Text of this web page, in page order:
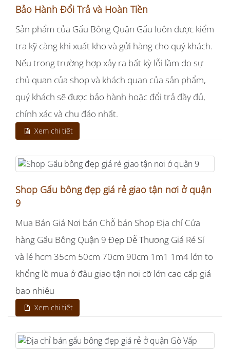
Bảo Hành Đổi Trả và Hoàn Tiền
Sản phẩm của Gấu Bông Quận Gấu luôn được kiểm
tra kỹ càng khi xuất kho và gửi hàng cho quý khách.
Nếu trong trường hợp xảy ra bất kỳ lỗi lầm do sự
chủ quan của shop và khách quan của sản phẩm,
quý khách sẽ được bảo hành hoặc đổi trả đầy đủ,
chính xác và chu đáo nhất.
Xem chi tiết
Shop Gấu bông đẹp giá rẻ giao tận nơi ở quận
9
Mua Bán Giá Nơi bán Chỗ bán Shop Địa chỉ Cửa
hàng Gấu Bông Quận 9 Đẹp Dễ Thương Giá Rẻ Sỉ
và lẻ hcm 35cm 50cm 70cm 90cm 1m1 1m4 lớn to
khổng lồ mua ở đâu giao tận nơi cỡ lớn cao cấp giá
bao nhiêu
Xem chi tiết